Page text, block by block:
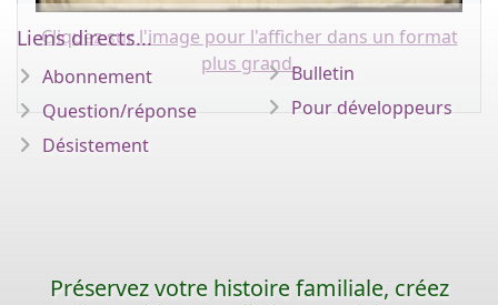
Cliquez sur l'image pour l'afficher dans un format
plus grand.
Liens directs...
Abonnement
Question/réponse
Désistement
Bulletin
Pour développeurs
Préservez votre histoire familiale, créez